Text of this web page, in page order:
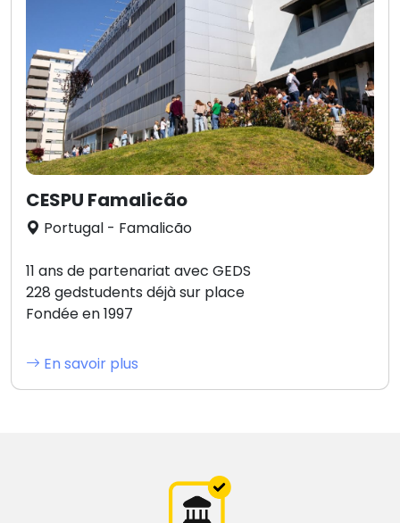
CESPU Famalicão
Portugal - Famalicão
11 ans de partenariat avec GEDS
228 gedstudents déjà sur place
Fondée en 1997
En savoir plus